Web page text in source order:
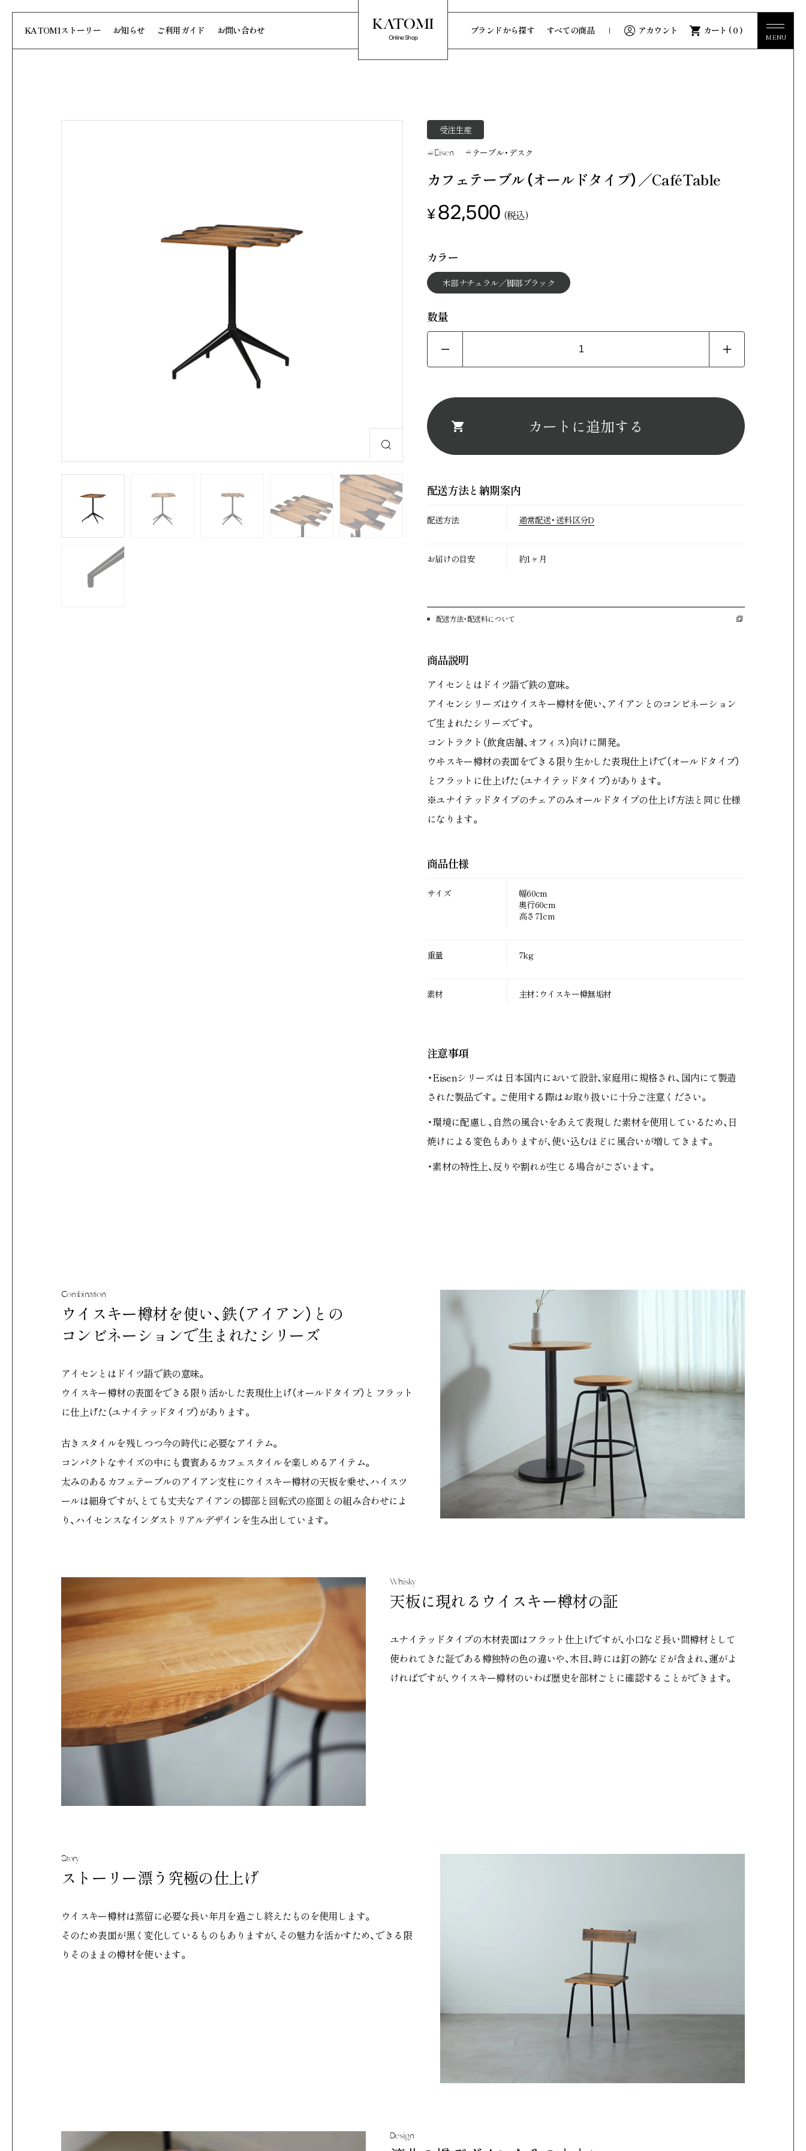
Online Shop
KATOMIストーリー お知らせ ご利用ガイド お問い合わせ ブランドから探す すべての商品 アカウント カート ( 0 )
MENU
MENU
News
スツール チェア
テーブル・デスク
お問い合わせ 利用規約 プライバシーポリシー
特定商取引法に基づく表記 外部送信規律
受注生産
Eisen テーブル・デスク
カフェテーブル（オールドタイプ）／CaféTable
¥82,500 (税込)
カラー
木部ナチュラル／脚部ブラック
数量
カートに追加する
配送方法と納期案内
配送方法 通常配送・送料区分D
お届けの目安 約1ヶ月
配送方法・配送料について
商品説明
アイセンとはドイツ語で鉄の意味。
アイセンシリーズはウイスキー樽材を使い、アイアンとのコンビネーション
で生まれたシリーズです。
コントラクト（飲食店舗、オフィス）向けに開発。
ウヰスキー樽材の表面をできる限り生かした表現仕上げで（オールドタイプ）
とフラットに仕上げた（ユナイテッドタイプ）があります。
※ユナイテッドタイプのチェアのみオールドタイプの仕上げ方法と同じ仕様
になります。
商品仕様
サイズ
幅60cm
奥行60cm
高さ71cm
重量 7kg
素材 主材：ウイスキー樽無垢材
注意事項
・Eisenシリーズは 日本国内において設計、家庭用に規格され、国内にて製造
された製品です。ご使用する際はお取り扱いに十分ご注意ください。
・環境に配慮し、自然の風合いをあえて表現した素材を使用しているため、日
焼けによる変色もありますが、使い込むほどに風合いが増してきます。
・素材の特性上、反りや割れが生じる場合がございます。
Combination
ウイスキー樽材を使い、鉄（アイアン）との
コンビネーションで生まれたシリーズ
アイセンとはドイツ語で鉄の意味。
ウイスキー樽材の表面をできる限り活かした表現仕上げ（オールドタイプ）と フラット
に仕上げた（ユナイテッドタイプ）があります。
古きスタイルを残しつつ今の時代に必要なアイテム。
コンパクトなサイズの中にも貴賓あるカフェスタイルを楽しめるアイテム。
太みのあるカフェテーブルのアイアン支柱にウイスキー樽材の天板を乗せ、ハイスツ
ールは細身ですが、とても丈夫なアイアンの脚部と回転式の座面との組み合わせによ
り、ハイセンスなインダストリアルデザインを生み出しています。
Whisky
天板に現れるウイスキー樽材の証
ユナイテッドタイプの木材表面はフラット仕上げですが、小口など長い間樽材として
使われてきた証である樽独特の色の違いや、木目、時には釘の跡などが含まれ、運がよ
ければですが、ウイスキー樽材のいわば歴史を部材ごとに確認することができます。
Story
ストーリー漂う究極の仕上げ
ウイスキー樽材は蒸留に必要な長い年月を過ごし終えたものを使用します。
そのため表面が黒く変化しているものもありますが、その魅力を活かすため、できる限
りそのままの樽材を使います。
Design